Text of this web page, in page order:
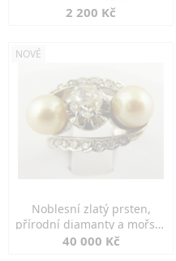
2 200 Kč
NOVÉ
Noblesní zlatý prsten,
přírodní diamanty a mořské
perly
40 000 Kč